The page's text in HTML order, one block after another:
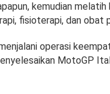
kemudian melatih
fisioterapi, dan obat
operasi
MotoGP